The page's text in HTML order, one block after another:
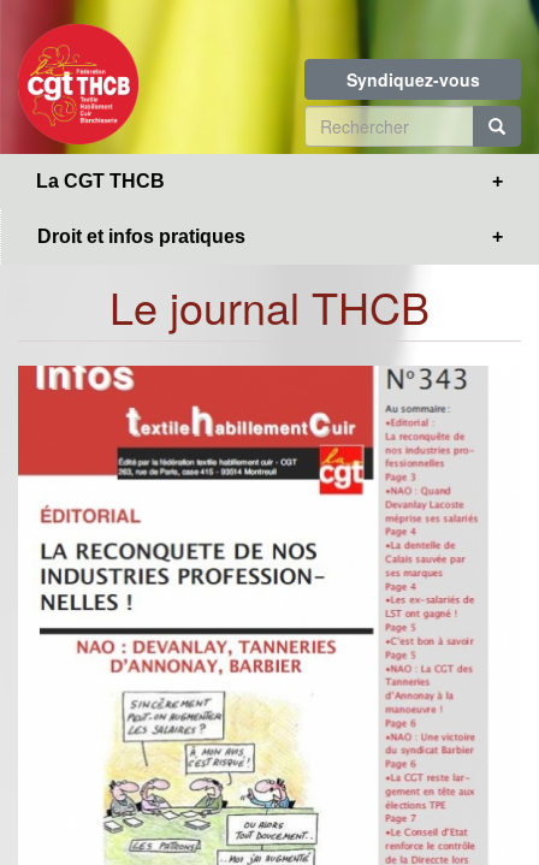
contenu
principal
Syndiquez-vous
Formulaire
de
La CGT THCB
Droit et infos pratiques
Le journal THCB